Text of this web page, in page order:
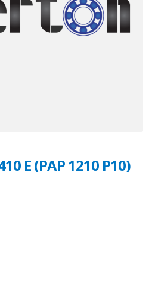
E (PAP 1210 P10)